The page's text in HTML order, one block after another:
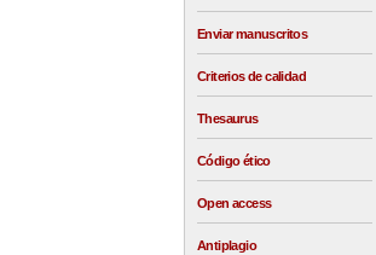
Enviar manuscritos
Criterios de calidad
Thesaurus
Código ético
Open access
Antiplagio